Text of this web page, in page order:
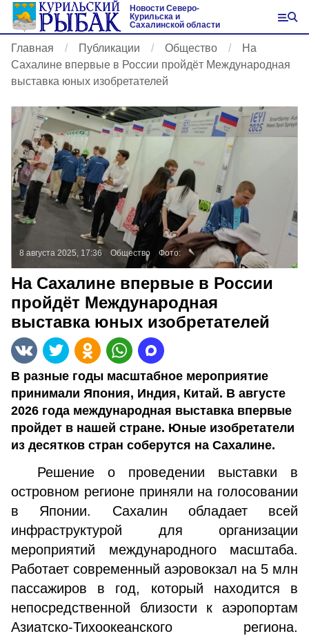
Новости Северо-
Курильска и
Сахалинской области
Главная Публикации Общество
На
Сахалине впервые в России пройдёт Международная
выставка юных изобретателей
8 августа 2025, 17:36 Общество Фото:
На Сахалине впервые в России
пройдёт Международная
выставка юных изобретателей
В разные годы масштабное мероприятие
принимали Япония, Индия, Китай. В августе
2026 года международная выставка впервые
пройдет в нашей стране. Юные изобретатели
из десятков стран соберутся на Сахалине.
Решение о проведении выставки в
островном регионе приняли на голосовании
в Японии. Сахалин обладает всей
инфраструктурой для организации
мероприятий международного масштаба.
Работает современный аэровокзал на 5 млн
пассажиров в год, который находится в
непосредственной близости к аэропортам
Азиатско-Тихоокеанского региона.